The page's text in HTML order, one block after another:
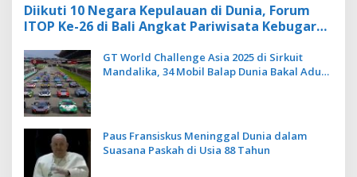
Diikuti 10 Negara Kepulauan di Dunia, Forum
ITOP Ke-26 di Bali Angkat Pariwisata Kebugaran
GT World Challenge Asia 2025 di Sirkuit
Mandalika, 34 Mobil Balap Dunia Bakal Adu
Paus Fransiskus Meninggal Dunia dalam
Suasana Paskah di Usia 88 Tahun